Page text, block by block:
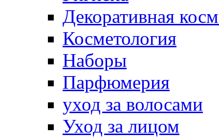
Декоративная
Косметология
Наборы
Парфюмерия
уход за волосами
Уход за лицом